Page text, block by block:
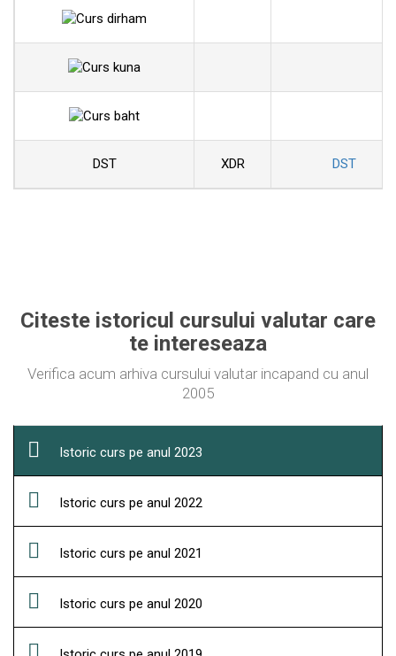
DST XDR DST
Citeste istoricul cursului valutar care
te intereseaza
Verifica acum arhiva cursului valutar incapand cu anul
2005
Istoric curs pe anul 2023
Istoric curs pe anul 2022
Istoric curs pe anul 2021
Istoric curs pe anul 2020